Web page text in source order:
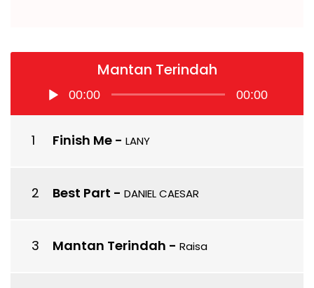
Mantan Terindah
Pemutar00:00 00:00
Finish Me - LANY
Best Part - DANIEL CAESAR
Mantan Terindah - Raisa